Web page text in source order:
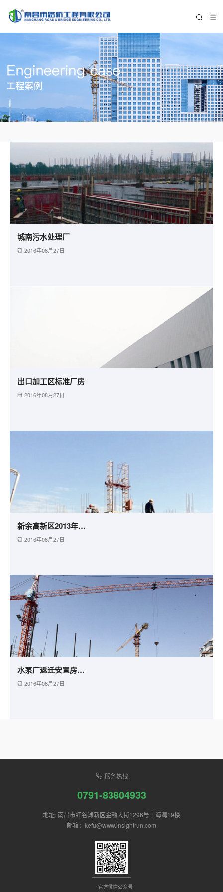
城南污水处理厂
2016年08月27日
出口加工区标准厂房
2016年08月27日
新余高新区2013年廉租房建设项目
2016年08月27日
水泵厂返迁安置房工程
2016年08月27日
服务热线
0791-83804933
地址: 南昌市红谷滩新区金融大街1296号上海湾19楼
邮箱：kefu@www.insightrun.com
官方微信公众号